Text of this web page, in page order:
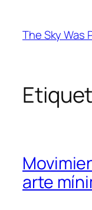
contenido
The Sky Was
arte